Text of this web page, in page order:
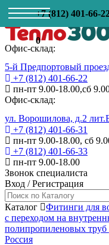
+7 (812) 401-66-
0
Офис-склад:
5-й Предпортовый
+7 (812) 401-66-22
пн-пт 9.00-18.00,сб
Офис-склад:
ул. Ворошилова, д.2
+7 (812) 401-66-31
пн-пт 9.00-18.00, сб
+7 (812) 401-66-33
пн-пт 9.00-18.00
Звонок специалиста
Вход /Регистрация
Каталог Фитинги для
с переходом на
полипропиленовых труб
Россия